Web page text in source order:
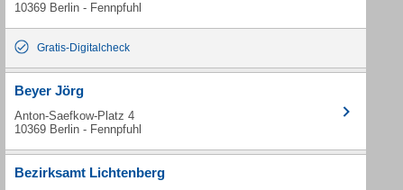
10369 Berlin - Fennpfuhl
Gratis-Digitalcheck
Beyer Jörg
Anton-Saefkow-Platz 4
10369 Berlin - Fennpfuhl
Bezirksamt Lichtenberg